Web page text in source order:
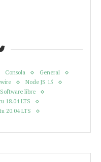
Consola
General
Node JS 15
Software libre
18.04 LTS
20.04 LTS